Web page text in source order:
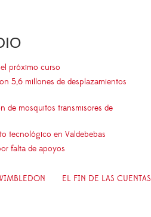
próximo curso
5,6 millones de desplazamientos
de mosquitos transmisores de
tecnológico en Valdebebas
falta de apoyos
EL FIN DE LAS